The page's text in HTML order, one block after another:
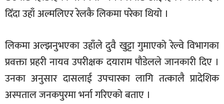
फोटो
/
अन्य
समाज
शिक्षा
दिँदा उहाँ अल्मलिएर रेलकै लिकमा परेका थियो ।
लिकमा अल्झनुभएका उहाँले दुवै खुट्टा गुमाएको रेल्वे विभागका
प्रवक्ता प्रहरी नायव उपरीक्षक दयाराम पौडेलले जानकारी दिए ।
उनका अनुसार दासलाई उपचारका लागि तत्कालै प्रादेशिक
अस्पताल जनकपुरमा भर्ना गरिएको बताए ।